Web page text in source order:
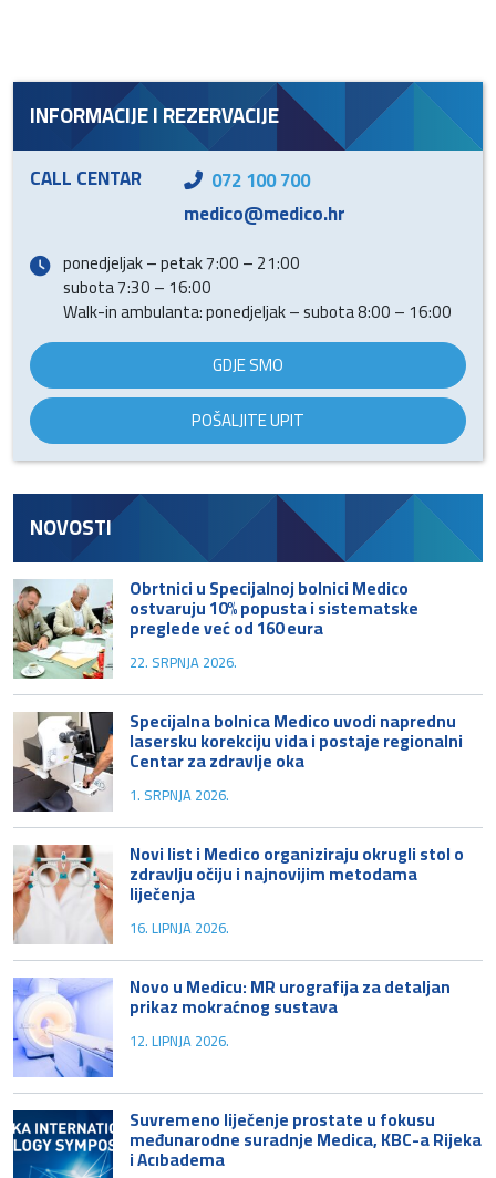
INFORMACIJE I REZERVACIJE
CALL CENTAR
072 100 700
medico@medico.hr
ponedjeljak – petak 7:00 – 21:00
subota 7:30 – 16:00
Walk-in ambulanta: ponedjeljak – subota 8:00 – 16:00
GDJE SMO
POŠALJITE UPIT
NOVOSTI
Obrtnici u Specijalnoj bolnici Medico
ostvaruju 10% popusta i sistematske
preglede već od 160 eura
22. SRPNJA 2026.
Specijalna bolnica Medico uvodi naprednu
lasersku korekciju vida i postaje regionalni
Centar za zdravlje oka
1. SRPNJA 2026.
Novi list i Medico organiziraju okrugli stol o
zdravlju očiju i najnovijim metodama
liječenja
16. LIPNJA 2026.
Novo u Medicu: MR urografija za detaljan
prikaz mokraćnog sustava
12. LIPNJA 2026.
Suvremeno liječenje prostate u fokusu
međunarodne suradnje Medica, KBC-a Rijeka
i Acıbadema